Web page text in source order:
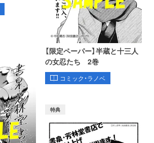
【限定ペーパー】半蔵と十三人
の女忍たち 2巻
コミック・ラノベ
特典